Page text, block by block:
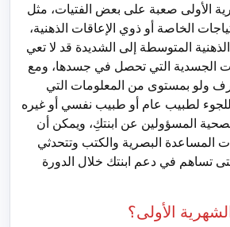
الأولى صعبة على بعض الفتيات، مثل
الخاصة أو ذوي الإعاقات الذهنية،
المتوسطة إلى الشديدة قد لا تعي
الجسدية التي تحصل في جسدها، ومع
ولو بمستوى من المعلومات التي
لطبيب عام أو طبيب نفسي أو غيره
المسؤولين عن ابنتكِ، ويمكن أن
المساعدة البصرية والكتب وتتحدثي
تساهم في دعم ابنتك خلال الدورة
الأولى؟